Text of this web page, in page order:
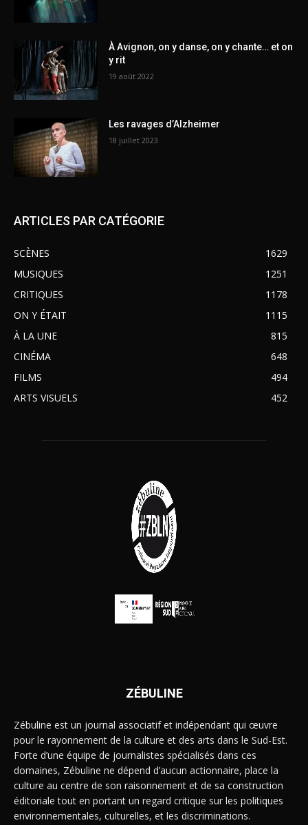
À Avignon, on y danse, on y chante… et on
y rit
19 août 2022
Les ravages d’Alzheimer
18 juillet 2023
ARTICLES PAR CATÉGORIE
SCÈNES
1629
MUSIQUES
1251
CRITIQUES
1178
ON Y ÉTAIT
1115
À LA UNE
815
CINÉMA
648
FILMS
494
ARTS VISUELS
452
ZÉBULINE
Zébuline est un journal associatif et indépendant qui œuvre
pour le rayonnement de la culture et des arts dans le Sud-Est.
Forte d’une équipe de journalistes spécialisés dans ces
domaines, Zébuline ne dépend d’aucun actionnaire, place la
culture au centre de son raisonnement et de sa construction
éditoriale tout en portant un regard critique sur les politiques
environnementales, culturelles, et les discriminations.